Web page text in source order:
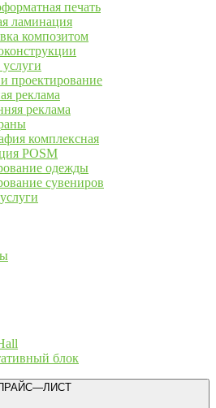
печать
ламинация
композитом
проектирование
реклама
реклама
комплексная
POSM
одежды
сувениров
блок